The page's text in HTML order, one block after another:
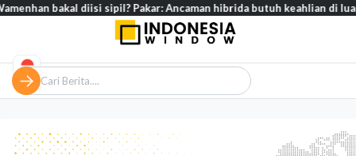
diisi sipil? Pakar: Ancaman hibrida butuh keahlian di luar militer